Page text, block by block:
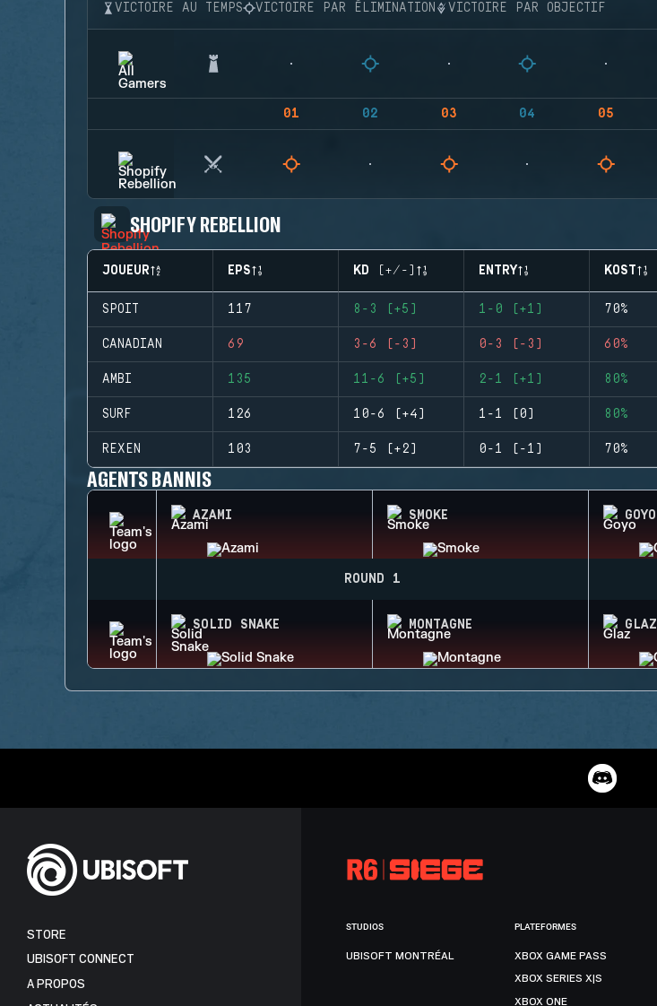
VICTOIRE AU TEMPS VICTOIRE PAR ÉLIMINATION VICTOIRE PAR OBJECTIF
01 02 03 04 05
SHOPIFY REBELLION
JOUEUR EPS KD (+/-) ENTRY KOST
SPOIT 117 8-3 (+5) 1-0 (+1) 70%
CANADIAN 69 3-6 (-3) 0-3 (-3) 60%
AMBI 135 11-6 (+5) 2-1 (+1) 80%
SURF 126 10-6 (+4) 1-1 (0) 80%
REXEN 103 7-5 (+2) 0-1 (-1) 70%
AGENTS BANNIS
AZAMI SMOKE GOYO
ROUND 1
SOLID SNAKE MONTAGNE GLAZ
STORE
UBISOFT CONNECT
A PROPOS
STUDIOS
UBISOFT MONTRÉAL
PLATEFORMES
XBOX GAME PASS
XBOX SERIES X|S
XBOX ONE